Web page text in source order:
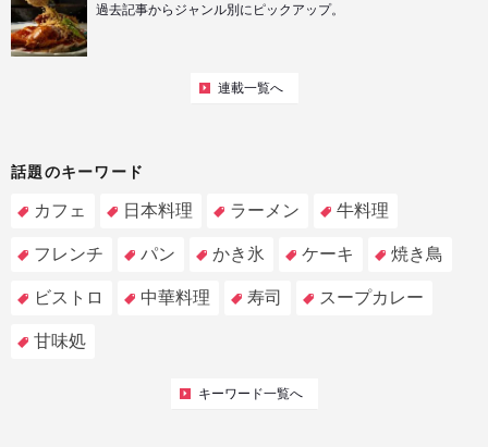
過去記事からジャンル別にピックアップ。
連載一覧へ
話題のキーワード
カフェ 日本料理 ラーメン 牛料理
フレンチ パン かき氷 ケーキ 焼き鳥
ビストロ 中華料理 寿司 スープカレー
甘味処
キーワード一覧へ